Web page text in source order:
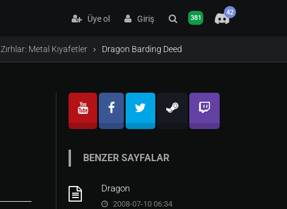
Üye ol Giriş 381
42
Zırhlar: Metal Kıyafetler Dragon Barding Deed
BENZER SAYFALAR
Dragon
2008-07-10 06:34